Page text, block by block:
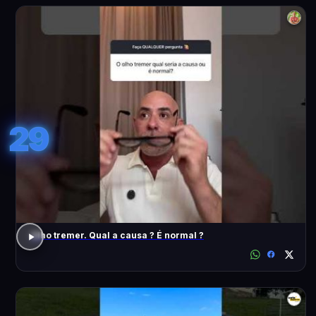
29
Olho tremer. Qual a causa ? É normal ?